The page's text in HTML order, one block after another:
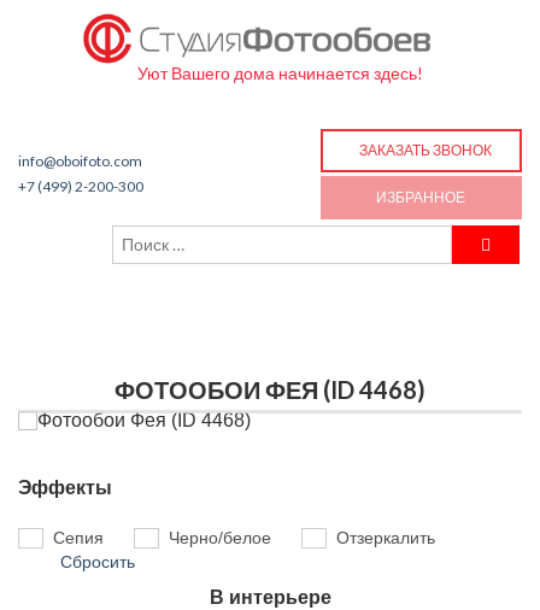
Уют Вашего дома начинается здесь!
info@oboifoto.com
+7 (499) 2-200-300
ЗАКАЗАТЬ ЗВОНОК
ИЗБРАННОЕ
ФОТООБОИ ФЕЯ (ID 4468)
Эффекты
Сепия Черно/белое
Отзеркалить
Сбросить
В интерьере